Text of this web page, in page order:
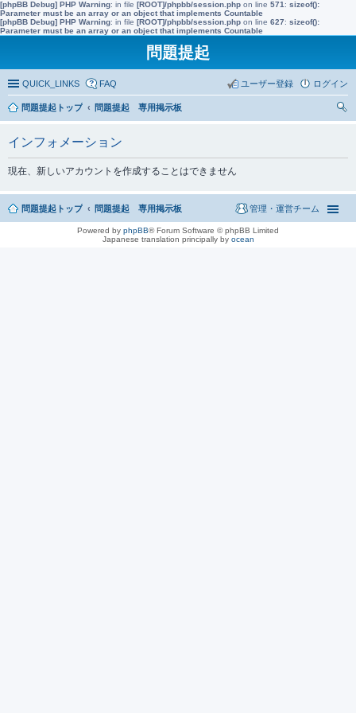
[phpBB Debug] PHP Warning: in file [ROOT]/phpbb/session.php on line 571 : sizeof():
Parameter must be an array or an object that implements Countable
[phpBB Debug] PHP Warning: in file [ROOT]/phpbb/session.php on line 627: sizeof():
Parameter must be an array or an object that implements Countable
問題提起
QUICK_LINKS FAQ ログイン
ユーザー登録
問題提起トップ
問題提起 専用掲示板
インフォメーション
現在、新しいアカウントを作成することはできません
問題提起トップ 問題提起 専用掲示板 管理・運営チーム
Powered by phpBB® Forum Software © phpBB Limited
Japanese translation principally by ocean